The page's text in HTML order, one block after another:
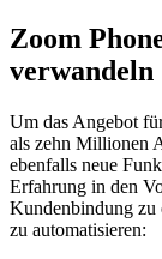
Zoom
verwandeln
Um das Angebot
als zehn Millionen
ebenfalls neue
Erfahrung in den
Kundenbindung zu
zu automatisieren: